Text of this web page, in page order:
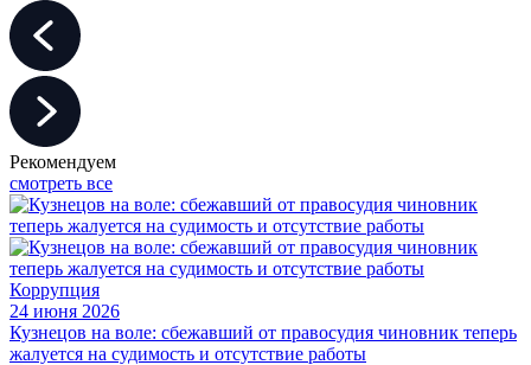
Рекомендуем
смотреть все
Коррупция
24 июня 2026
Кузнецов на воле: сбежавший от правосудия чиновник теперь
жалуется на судимость и отсутствие работы